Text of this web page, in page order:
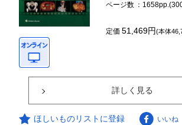
ページ数 ：
定価51,469円(本体
詳しく見る
ほしいものリストに登録 いいね